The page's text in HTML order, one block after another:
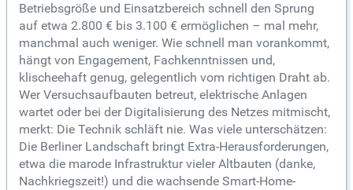
Betriebsgröße und Einsatzbereich schnell den Sprung
auf etwa 2.800 € bis 3.100 € ermöglichen – mal mehr,
manchmal auch weniger. Wie schnell man vorankommt,
hängt von Engagement, Fachkenntnissen und,
klischeehaft genug, gelegentlich vom richtigen Draht ab.
Wer Versuchsaufbauten betreut, elektrische Anlagen
wartet oder bei der Digitalisierung des Netzes mitmischt,
merkt: Die Technik schläft nie. Was viele unterschätzen:
Die Berliner Landschaft bringt Extra-Herausforderungen,
etwa die marode Infrastruktur vieler Altbauten (danke,
Nachkriegszeit!) und die wachsende Smart-Home-